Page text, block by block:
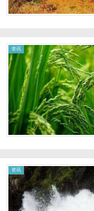
资讯
资讯